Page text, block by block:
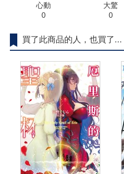
心動
0
大驚
0
買了此商品的人，也買了...